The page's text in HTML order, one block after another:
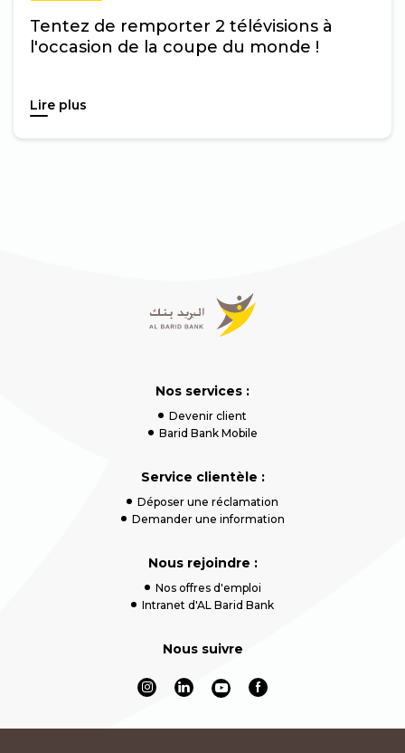
Tentez de remporter 2 télévisions à
l'occasion de la coupe du monde !
Lire plus
Nos services :
Devenir client
Barid Bank Mobile
Service clientèle :
Déposer une réclamation
Demander une information
Nous rejoindre :
Nos offres d'emploi
Intranet d'AL Barid Bank
Nous suivre